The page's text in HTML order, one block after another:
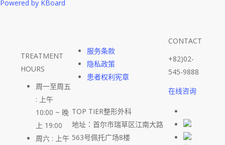
Powered by KBoard
TREATMENT
HOURS
周一至周五
: 上午
10:00 ~ 晚
上 19:00
周六 : 上午
服务条款
隐私政策
患者权利宪章
TOP TIER整形外科
地址：首尔市瑞草区江南大路
563号佩托广场8楼
CONTACT
+82)02-
545-9888
在线咨询